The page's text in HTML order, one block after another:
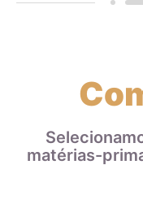
matérias-